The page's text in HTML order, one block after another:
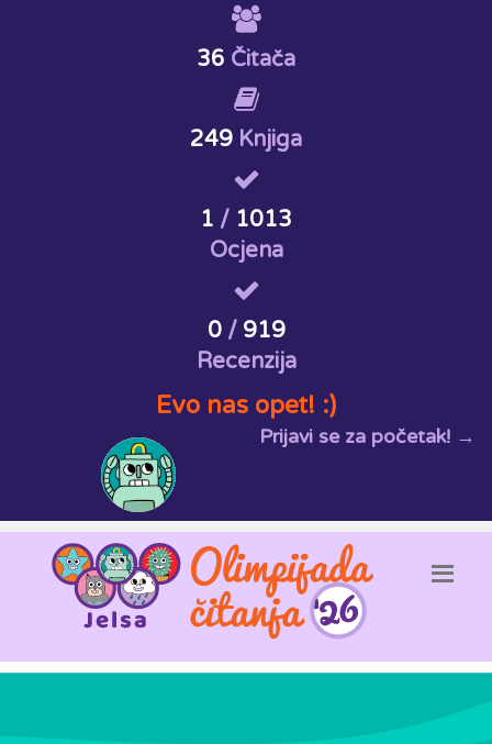
36 Čitača
249 Knjiga
1 / 1013
Ocjena
0/ 919
Recenzija
Evo nas opet! :)
Prijavi se za početak! →